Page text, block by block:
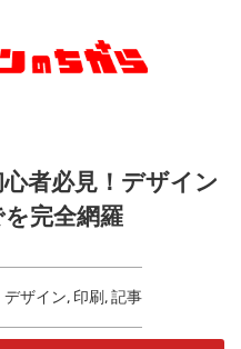
心者必見！デザイン
完全網羅
デザイン, 印刷 ,記事